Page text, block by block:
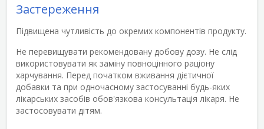
Застереження
Підвищена чутливість до окремих компонентів продукту.
Не перевищувати рекомендовану добову дозу. Не слід
використовувати як заміну повноцінного раціону
харчування. Перед початком вживання дієтичної
добавки та при одночасному застосуванні будь-яких
лікарських засобів обов'язкова консультація лікаря. Не
застосовувати дітям.